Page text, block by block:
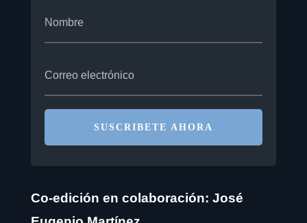
SUSCRIBETE AHORA
Co-edición en colaboración: José